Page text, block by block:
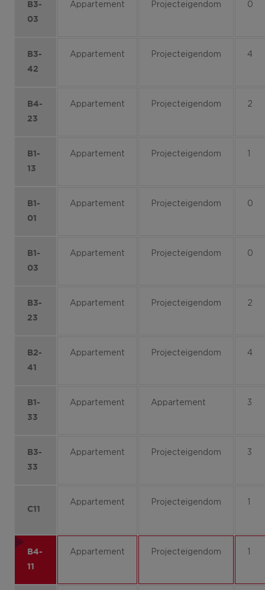
B3-
03
Appartement Projecteigendom 0
B3-
42
Appartement Projecteigendom 4
B4-
23
Appartement Projecteigendom 2
B1-
13
Appartement Projecteigendom
B1-
01
Appartement Projecteigendom 0
B1-
03
Appartement Projecteigendom 0
B3-
23
Appartement Projecteigendom 2
B2-
41
Appartement Projecteigendom 4
B1-
33
Appartement Appartement 3
B3-
33
Appartement Projecteigendom 3
C11
Appartement Projecteigendom
B4-
11
Appartement Projecteigendom